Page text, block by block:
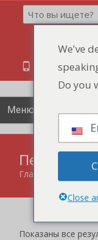
86 134 170
Меню
Печенье
Главная Печенье
Показаны все
We've
Do you
Close